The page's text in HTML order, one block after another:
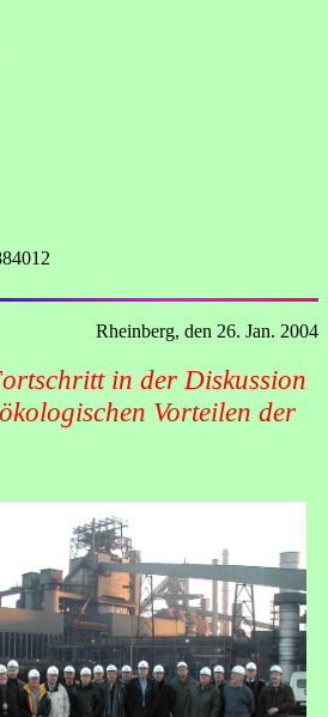
Rheinberg, den 26. Jan. 2004
in der Diskussion
Vorteilen der